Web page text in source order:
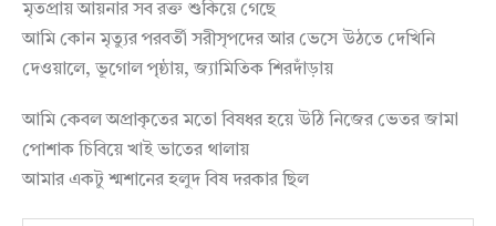
মৃতপ্রায় আয়নার সব রক্ত শুকিয়ে গেছে
আমি কোন মৃত্যুর পরবর্তী সরীসৃপদের আর ভেসে উঠতে দেখিনি
দেওয়ালে, ভূগোল পৃষ্ঠায়, জ্যামিতিক শিরদাঁড়ায়
আমি কেবল অপ্রাকৃতের মতো বিষধর হয়ে উঠি নিজের ভেতর জামা
পোশাক চিবিয়ে খাই ভাতের থালায়
আমার একটু শ্মশানের হলুদ বিষ দরকার ছিল